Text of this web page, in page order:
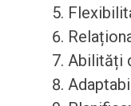
Abilități